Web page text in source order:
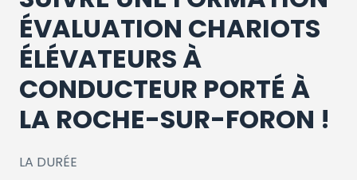
ÉVALUATION CHARIOTS
ÉLÉVATEURS À
CONDUCTEUR PORTÉ À
LA ROCHE-SUR-FORON !
LA DURÉE